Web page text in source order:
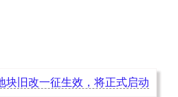
块旧改一征生效，将正式启动